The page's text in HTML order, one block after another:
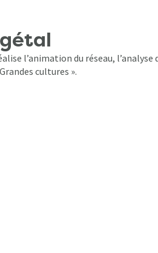
l’animation du réseau, l’analyse
cultures ».